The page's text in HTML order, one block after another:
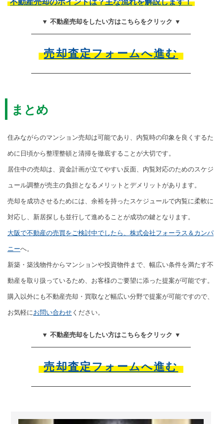
▼ 不動産売却をしたい方はこちらをクリック ▼
売却査定フォームへ進む
まとめ
住みながらのマンション売却は可能であり、内覧時の印象を良くするた
めに日頃から整理整頓と清掃を徹底することが大切です。
居住中の売却は、資金計画が立てやすい反面、内覧対応のためのスケジ
ュール調整が売主の負担となるメリットとデメリットがあります。
売却を成功させるためには、余裕を持ったスケジュールで内覧に柔軟に
対応し、新居探しも並行して進めることが成功の鍵となります。
大阪で不動産の売買をご検討中でしたら、株式会社フォーラス＆カンパ
ニーへ。
新築・築浅物件からマンションや投資物件まで、幅広い条件を満たす不
動産を取り扱っているため、お客様のご要望に添った提案が可能です。
購入以外にも不動産売却・買取など幅広い分野で提案が可能ですので、
お気軽に お問い合わせ ください。
▼ 不動産売却をしたい方はこちらをクリック ▼
売却査定フォームへ進む